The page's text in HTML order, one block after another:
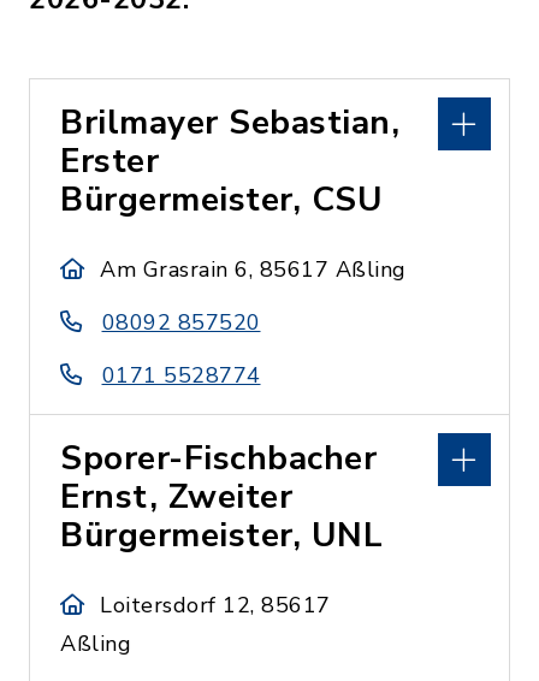
Brilmayer Sebastian,
Erster
Bürgermeister, CSU
Am Grasrain 6, 85617 Aßling
08092 857520
0171 5528774
Sporer-Fischbacher
Ernst, Zweiter
Bürgermeister, UNL
Loitersdorf 12, 85617
Aßling